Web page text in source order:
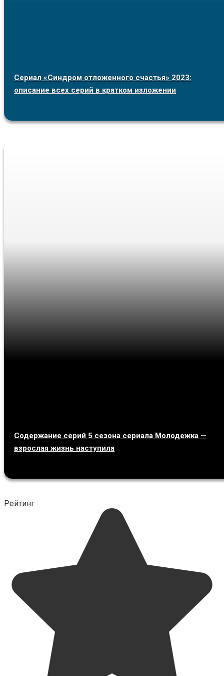
Сериал «Синдром отложенного счастья» 2023:
описание всех серий в кратком изложении
Содержание серий 5 сезона сериала Молодежка —
взрослая жизнь наступила
Рейтинг